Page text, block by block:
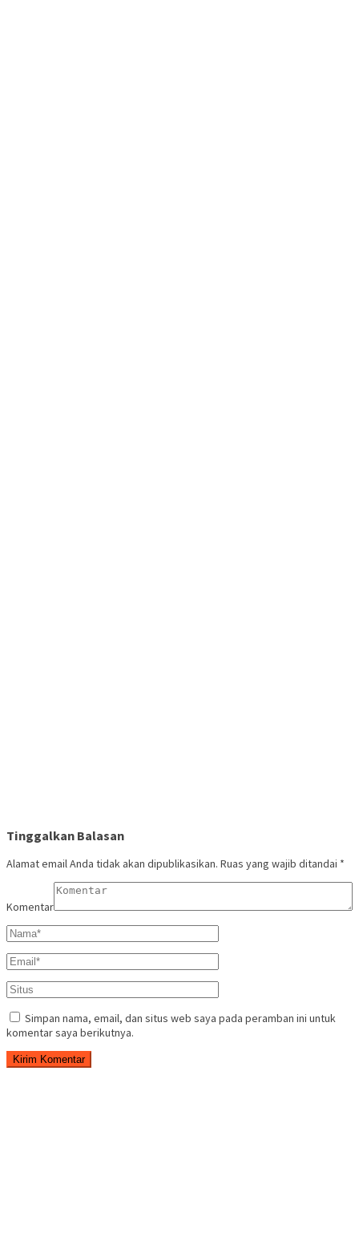
Tinggalkan Balasan
Alamat email Anda tidak akan dipublikasikan. Ruas yang wajib ditandai *
Komentar
Simpan nama, email, dan situs web saya pada peramban ini untuk
komentar saya berikutnya.